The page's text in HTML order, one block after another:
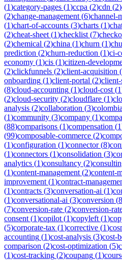
(1)category-pages (1)ccpa (2)cdn (2)
(2)change-management (6)channel-
(1)chart-of-accounts (3)charts (1)
(2)cheat-sheet (1)checklist (7)
(2)chemical (2)china (1)churn (1)
prediction (2)churn-reduction (1)ci-
economy (1)cis (1)citizen-
(2)clickfunnels (2)client-acquisition (
onboarding (1)client-portal (2)client-
(8)cloud-accounting (1)cloud-cost (1
(2)cloud-security (2)cloudflare (1)
analysis (2)collaboration (3)colombia
(1)community (3)company (1)
(88)comparisons (1)compensation (1
(99)composable-commerce (2)
(1)configuration (1)connector(8)
(1)connectors (1)consolidation (3)
analytics (1)consultancy (2)
(1)content-management (2)content-
improvement (1)contract-
(1)contracts (3)conversation-ai (1)
(1)conversational-ai (3)conversion (8
(7)conversion-rate (2)conversion-
consent (1)copilot (1)copyleft (1)
(5)corporate-tax (1)corrective (1)
accounting (1)cost-analysis (3)cost-
comparison (2)cost-optimization (5)
(1)cost-tracking (2)coupang (1)